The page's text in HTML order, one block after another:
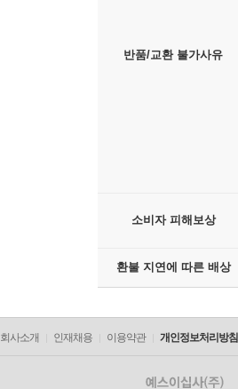
반품/교환 불가사유
소비자 피해보상
환불 지연에 따른 배상
회사소개 인재채용 이용약관 개인정보처리방침